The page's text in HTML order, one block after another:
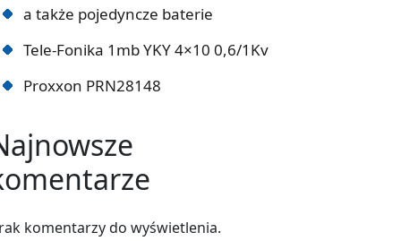
a także pojedyncze baterie
Tele-Fonika 1mb YKY 4×10 0,6/1Kv
Proxxon PRN28148
komentarzy do wyświetlenia.